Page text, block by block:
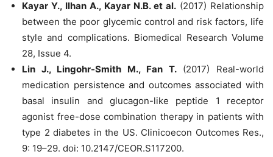
Kayar Y., Ilhan A., Kayar N.B. et al. (2017) Relationship
between the poor glycemic control and risk factors, life
style and complications. Biomedical Research Volume
28, Issue 4.
Lin J., Lingohr-Smith M., Fan T.(2017) Real-world
medication persistence and outcomes associated with
basal insulin and glucagon-like peptide 1 receptor
agonist free-dose combination therapy in patients with
type 2 diabetes in the US. Clinicoecon Outcomes Res.,
9: 19–29. doi: 10.2147/CEOR.S117200.